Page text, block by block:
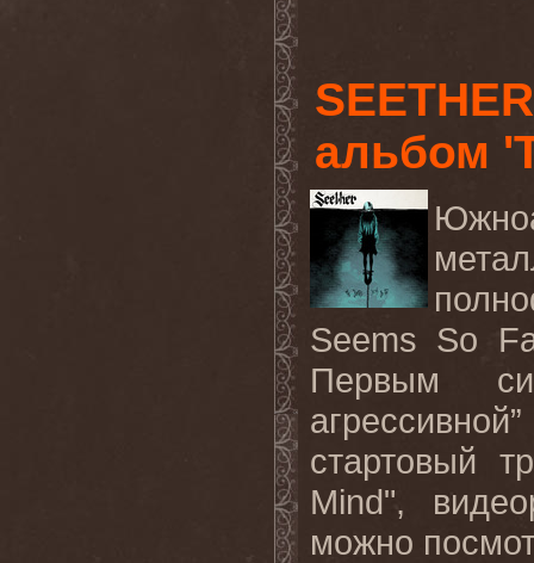
альбом
Seems So
Первым
агрессивной
стартовый
Mind",
можно